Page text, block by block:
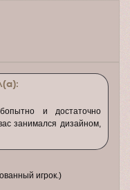
и достаточно
занимался дизайном,
игрок.)